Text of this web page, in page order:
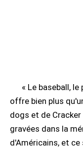
« Le baseball,
offre bien plus
dogs et de
gravées dans la
d'Américains, et